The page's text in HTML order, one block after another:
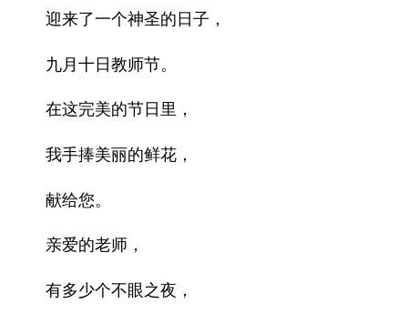
迎来了一个神圣的日子，
九月十日教师节。
在这完美的节日里，
我手捧美丽的鲜花，
献给您。
亲爱的老师，
有多少个不眼之夜，